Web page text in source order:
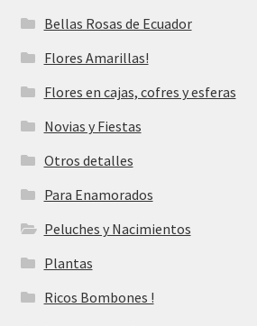
Bellas Rosas de Ecuador
Flores Amarillas!
Flores en cajas, cofres y esferas
Novias y Fiestas
Otros detalles
Para Enamorados
Peluches y Nacimientos
Plantas
Ricos Bombones !